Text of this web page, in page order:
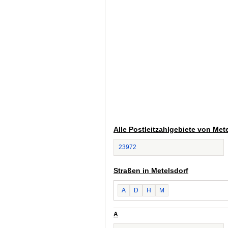
Alle Postleitzahlgebiete von
23972
Straßen in Metelsdorf
A D H M
A